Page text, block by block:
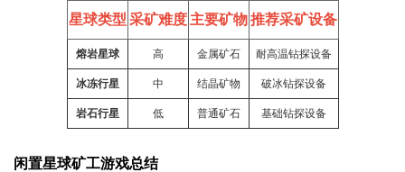
星球类型 采矿难度 主要矿物 推荐采矿设备
熔岩星球 高 金属矿石 耐高温钻探设备
冰冻行星 中 结晶矿物 破冰钻探设备
岩石行星 低 普通矿石 基础钻探设备
闲置星球矿工游戏总结